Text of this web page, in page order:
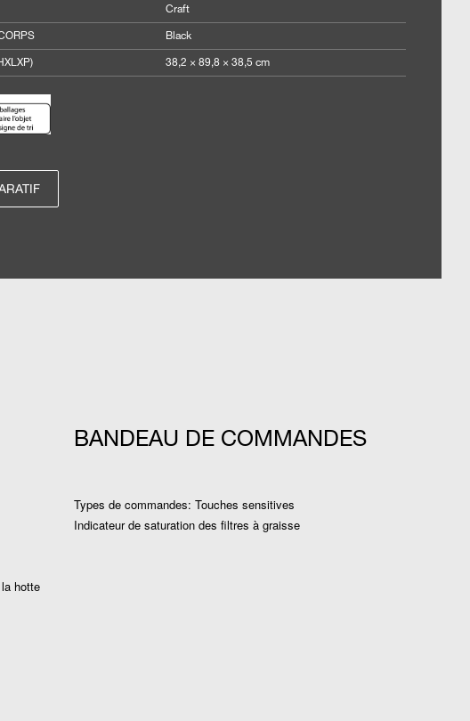
Craft
Black
38,2 × 89,8 × 38,5 cm
hotte
BANDEAU DE COMMANDES
Types de commandes: Touches sensitives
Indicateur de saturation des filtres à graisse